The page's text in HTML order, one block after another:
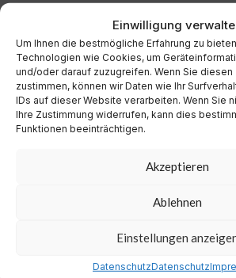
Einwilligung
Um Ihnen die bestmögliche Erfahrung zu
Technologien wie Cookies, um
und/oder darauf zuzugreifen. Wenn Sie
zustimmen, können wir Daten wie Ihr
IDs auf dieser Website verarbeiten. Wenn Sie
Ihre Zustimmung widerrufen, kann dies
Funktionen beeinträchtigen.
Akzeptieren
Ablehnen
Einstellungen
DatenschutzDatenschutz
Dezember 2024
November 2024
Oktober 2024
September 2024
August 2024
Juli 2024
Juni 2024
Mai 2024
November 2023
Oktober 2023